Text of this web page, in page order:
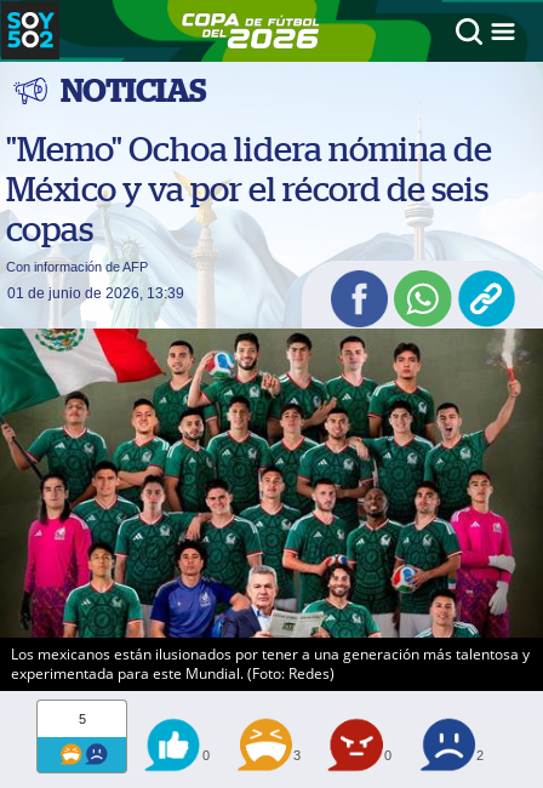
NOTICIAS
"Memo" Ochoa lidera nómina de
México y va por el récord de seis
copas
Con información de AFP
01 de junio de 2026, 13:39
Los mexicanos están ilusionados por tener a una generación más talentosa y
experimentada para este Mundial. (Foto: Redes)
5
0 3 0 2